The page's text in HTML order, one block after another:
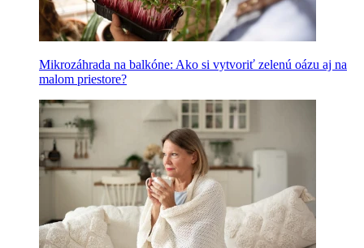
Mikrozáhrada na balkóne: Ako si vytvoriť zelenú oázu aj na
malom priestore?